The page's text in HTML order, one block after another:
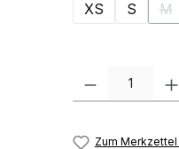
XS
S M
Produkt Anzahl:
Zum